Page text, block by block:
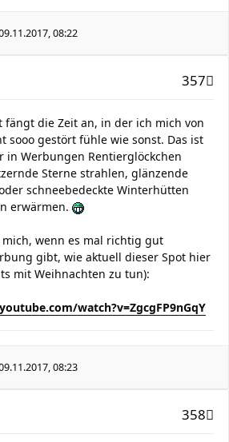
08:22
357
fängt die Zeit an, in der ich mich von
sooo gestört fühle wie sonst. Das ist
in Werbungen Rentierglöckchen
Sterne strahlen, glänzende
schneebedeckte Winterhütten
erwärmen.
wenn es mal richtig gut
gibt, wie aktuell dieser Spot hier
mit Weihnachten zu tun):
watch?v=ZgcgFP9nGqY
08:23
358